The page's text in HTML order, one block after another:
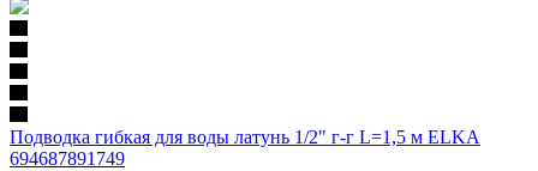
Подводка гибкая для воды латунь 1/2" г-г L=1,5 м ELKA
694687891749